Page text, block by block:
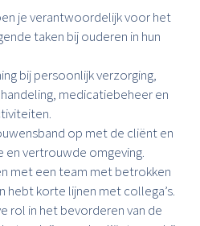
je verantwoordelijk voor het
taken bij ouderen in hun
bij persoonlijk verzorging,
medicatiebeheer en
op met de cliënt en
en vertrouwde omgeving.
met een team met betrokken
hebt korte lijnen met collega’s.
rol in het bevorderen van de